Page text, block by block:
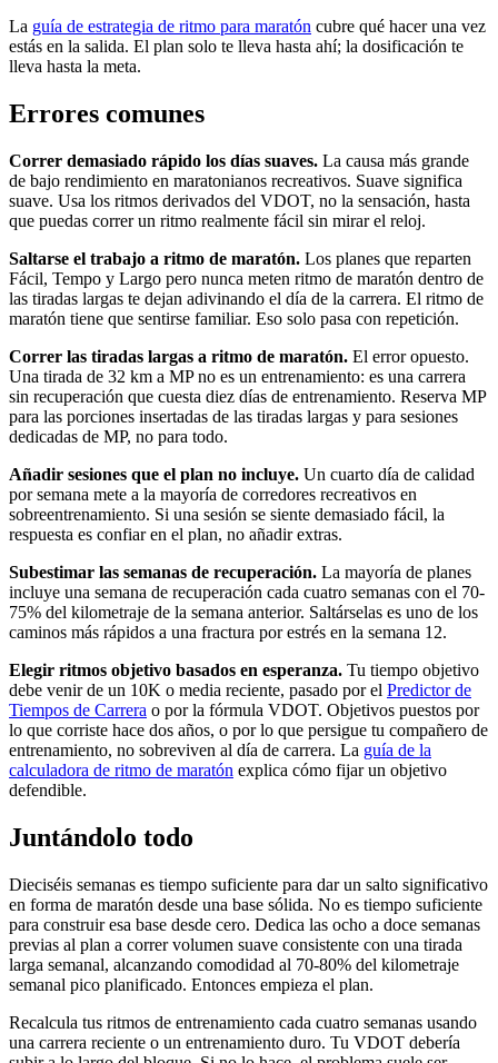
La guía de estrategia de ritmo para maratón cubre qué hacer una vez
estás en la salida. El plan solo te lleva hasta ahí; la dosificación te
lleva hasta la meta.
Errores comunes
Correr demasiado rápido los días suaves. La causa más grande
de bajo rendimiento en maratonianos recreativos. Suave significa
suave. Usa los ritmos derivados del VDOT, no la sensación, hasta
que puedas correr un ritmo realmente fácil sin mirar el reloj.
Saltarse el trabajo a ritmo de maratón. Los planes que reparten
Fácil, Tempo y Largo pero nunca meten ritmo de maratón dentro de
las tiradas largas te dejan adivinando el día de la carrera. El ritmo de
maratón tiene que sentirse familiar. Eso solo pasa con repetición.
Correr las tiradas largas a ritmo de maratón. El error opuesto.
Una tirada de 32 km a MP no es un entrenamiento: es una carrera
sin recuperación que cuesta diez días de entrenamiento. Reserva MP
para las porciones insertadas de las tiradas largas y para sesiones
dedicadas de MP, no para todo.
Añadir sesiones que el plan no incluye. Un cuarto día de calidad
por semana mete a la mayoría de corredores recreativos en
sobreentrenamiento. Si una sesión se siente demasiado fácil, la
respuesta es confiar en el plan, no añadir extras.
Subestimar las semanas de recuperación. La mayoría de planes
incluye una semana de recuperación cada cuatro semanas con el 70-
75% del kilometraje de la semana anterior. Saltárselas es uno de los
caminos más rápidos a una fractura por estrés en la semana 12.
Elegir ritmos objetivo basados en esperanza. Tu tiempo objetivo
debe venir de un 10K o media reciente, pasado por el Predictor de
Tiempos de Carrera o por la fórmula VDOT. Objetivos puestos por
lo que corriste hace dos años, o por lo que persigue tu compañero de
entrenamiento, no sobreviven al día de carrera. La guía de la
calculadora de ritmo de maratón explica cómo fijar un objetivo
defendible.
Juntándolo todo
Dieciséis semanas es tiempo suficiente para dar un salto significativo
en forma de maratón desde una base sólida. No es tiempo suficiente
para construir esa base desde cero. Dedica las ocho a doce semanas
previas al plan a correr volumen suave consistente con una tirada
larga semanal, alcanzando comodidad al 70-80% del kilometraje
semanal pico planificado. Entonces empieza el plan.
Recalcula tus ritmos de entrenamiento cada cuatro semanas usando
una carrera reciente o un entrenamiento duro. Tu VDOT debería